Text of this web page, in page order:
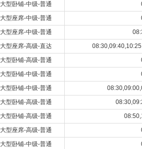
大型卧铺-中级-普通
大型座席-中级-普通
大型座席-中级-普通
大型座席-高级-直达
大型卧铺-高级-普通
大型卧铺-中级-普通
大型卧铺-中级-普通
大型卧铺-高级-普通
大型卧铺-高级-普通
大型座席-高级-普通
大型卧铺-中级-普通